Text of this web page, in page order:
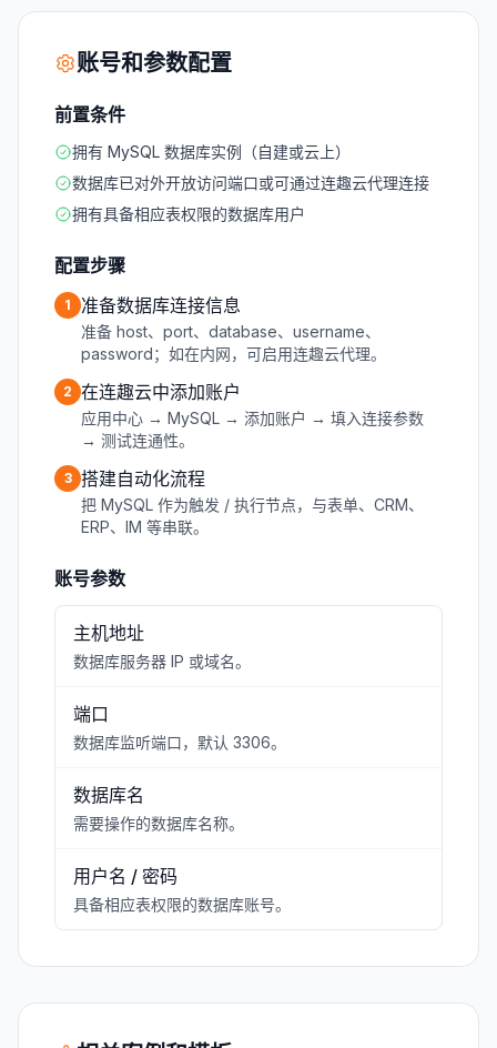
账号和参数配置
前置条件
拥有 MySQL 数据库实例（自建或云上）
数据库已对外开放访问端口或可通过连趣云代理连接
拥有具备相应表权限的数据库用户
配置步骤
1 准备数据库连接信息
准备 host、port、database、username、
password；如在内网，可启用连趣云代理。
2 在连趣云中添加账户
应用中心 → MySQL → 添加账户 → 填入连接参数
→ 测试连通性。
3 搭建自动化流程
把 MySQL 作为触发 / 执行节点，与表单、CRM、
ERP、IM 等串联。
账号参数
主机地址
数据库服务器 IP 或域名。
端口
数据库监听端口，默认 3306。
数据库名
需要操作的数据库名称。
用户名 / 密码
具备相应表权限的数据库账号。